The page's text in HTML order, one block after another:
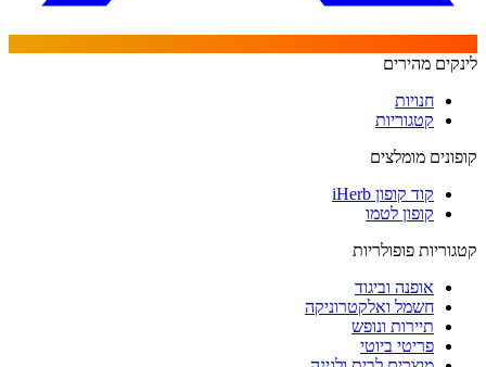
לינקים מהירים
חנויות
קטגוריות
קופונים מומלצים
קוד קופון iHerb
קופון לטמו
קטגוריות פופולריות
אופנה וביגוד
חשמל ואלקטרוניקה
תיירות ונופש
פריטי ביוטי